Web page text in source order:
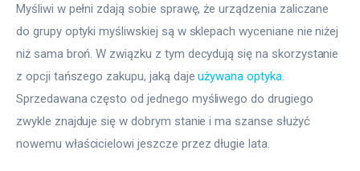
Myśliwi w pełni zdają sobie sprawę, że urządzenia zaliczane
do grupy optyki myśliwskiej są w sklepach wyceniane nie niżej
niż sama broń. W związku z tym decydują się na skorzystanie
z opcji tańszego zakupu, jaką daje używana optyka.
Sprzedawana często od jednego myśliwego do drugiego
zwykle znajduje się w dobrym stanie i ma szanse służyć
nowemu właścicielowi jeszcze przez długie lata.